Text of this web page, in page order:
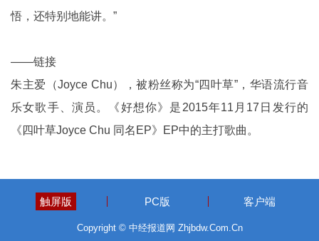
悟，还特别地能讲。”
——链接
朱主爱（Joyce Chu），被粉丝称为“四叶草”，华语流行音
乐女歌手、演员。《好想你》是2015年11月17日发行的
《四叶草Joyce Chu 同名EP》EP中的主打歌曲。
触屏版 PC版 客户端
Copyright © 中经报道网 Zhjbdw.Com.Cn